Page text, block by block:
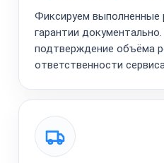
Фиксируем выполненные
гарантии
подтверждение объёма
ответственности сервиса.